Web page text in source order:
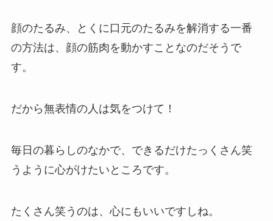
顔のたるみ、とくに口元のたるみを解消する一番
の方法は、顔の筋肉を動かすことなのだそうで
す。
だから無表情の人は気をつけて！
毎日の暮らしのなかで、できるだけたっくさん笑
うように心がけたいところです。
たくさん笑うのは、心にもいいですしね。